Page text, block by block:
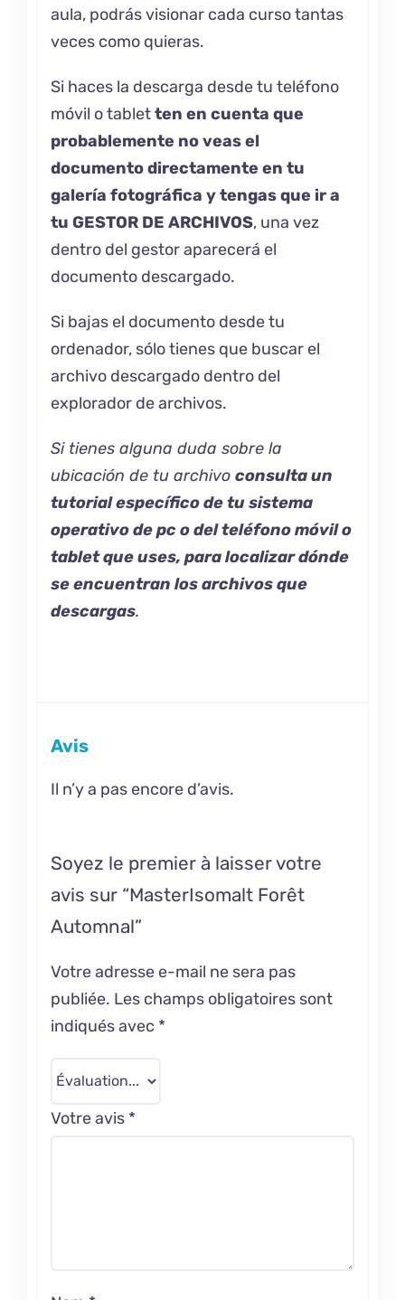
aula, podrás visionar cada curso tantas
veces como quieras.
Si haces la descarga desde tu teléfono
móvil o tabletten en cuenta que
probablemente no veas el
documento directamente en tu
galería fotográfica y tengas que ir a
tu GESTOR DE ARCHIVOS, una vez
dentro del gestor aparecerá el
documento descargado.
Si bajas el documento desde tu
ordenador, sólo tienes que buscar el
archivo descargado dentro del
explorador de archivos.
Si tienes alguna duda sobre la
ubicación de tu archivo consulta un
tutorial específico de tu sistema
operativo de pc o del teléfono móvil o
tablet que uses, para localizar dónde
se encuentran los archivos que
descargas.
Avis
Il n’y a pas encore d’avis.
Soyez le premier à laisser votre
avis sur “MasterIsomalt Forêt
Automnal”
Votre adresse e-mail ne sera pas
publiée. Les champs obligatoires sont
indiqués avec *
Votre avis *